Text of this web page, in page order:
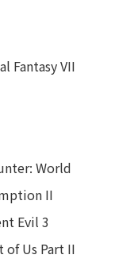
Fantasy VII
World
II
Evil 3
of Us Part II